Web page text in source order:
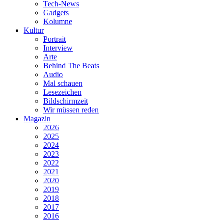
Tech-News
Gadgets
Kolumne
Kultur
Portrait
Interview
Arte
Behind The Beats
Audio
Mal schauen
Lesezeichen
Bildschirmzeit
Wir müssen reden
Magazin
2026
2025
2024
2023
2022
2021
2020
2019
2018
2017
2016